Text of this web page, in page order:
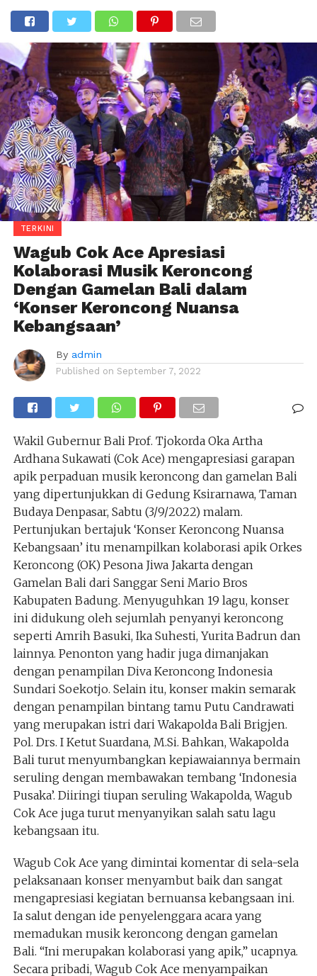
TERKINI
Wagub Cok Ace Apresiasi
Kolaborasi Musik Keroncong
Dengan Gamelan Bali dalam
‘Konser Keroncong Nuansa
Kebangsaan’
By admin
Published on September 7, 2022
Wakil Gubernur Bali Prof. Tjokorda Oka Artha
Ardhana Sukawati (Cok Ace) mengapresiasi garapan
apik perpaduan musik keroncong dan gamelan Bali
yang dipertunjukkan di Gedung Ksirarnawa, Taman
Budaya Denpasar, Sabtu (3/9/2022) malam.
Pertunjukan bertajuk ‘Konser Keroncong Nuansa
Kebangsaan’ itu menampilkan kolaborasi apik Orkes
Keroncong (OK) Pesona Jiwa Jakarta dengan
Gamelan Bali dari Sanggar Seni Mario Bros
Kabupaten Badung. Menyuguhkan 19 lagu, konser
ini didukung oleh sejumlah penyanyi keroncong
seperti Amrih Basuki, Ika Suhesti, Yurita Badrun dan
lainnya. Penonton yang hadir juga dimanjakan
dengan penampilan Diva Keroncong Indonesia
Sundari Soekotjo. Selain itu, konser makin semarak
dengan penampilan bintang tamu Putu Candrawati
yang merupakan istri dari Wakapolda Bali Brigjen.
Pol. Drs. I Ketut Suardana, M.Si. Bahkan, Wakapolda
Bali turut menyumbangkan kepiawaiannya bermain
seruling dengan membawakan tembang ‘Indonesia
Pusaka’. Diiringi tiupan seruling Wakapolda, Wagub
Cok Ace juga turut menyanyikan salah satu lagu
kebangsaan itu.
Wagub Cok Ace yang dimintai komentar di sela-sela
pelaksanaan konser menyambut baik dan sangat
mengapresiasi kegiatan bernuansa kebangsaan ini.
Ia salut dengan ide penyelenggara acara yang
memadukan musik keroncong dengan gamelan
Bali. “Ini merupakan kolaborasi yang apik,” ucapnya.
Secara pribadi, Wagub Cok Ace menyampaikan